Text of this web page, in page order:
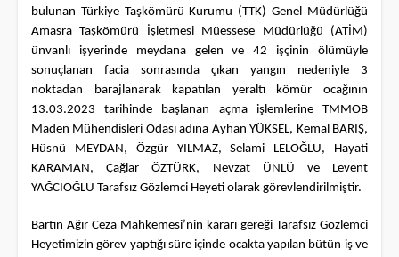
bulunan Türkiye Taşkömürü Kurumu (TTK) Genel Müdürlüğü
Amasra Taşkömürü İşletmesi Müessese Müdürlüğü (ATİM)
ünvanlı işyerinde meydana gelen ve 42 işçinin ölümüyle
sonuçlanan facia sonrasında çıkan yangın nedeniyle 3
noktadan barajlanarak kapatılan yeraltı kömür ocağının
13.03.2023 tarihinde başlanan açma işlemlerine TMMOB
Maden Mühendisleri Odası adına Ayhan YÜKSEL, Kemal BARIŞ,
Hüsnü MEYDAN, Özgür YILMAZ, Selami LELOĞLU, Hayati
KARAMAN, Çağlar ÖZTÜRK, Nevzat ÜNLÜ ve Levent
YAĞCIOĞLU Tarafsız Gözlemci Heyeti olarak görevlendirilmiştir.
Bartın Ağır Ceza Mahkemesi’nin kararı gereği Tarafsız Gözlemci
Heyetimizin görev yaptığı süre içinde ocakta yapılan bütün iş ve